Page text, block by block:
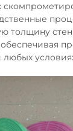
толщину